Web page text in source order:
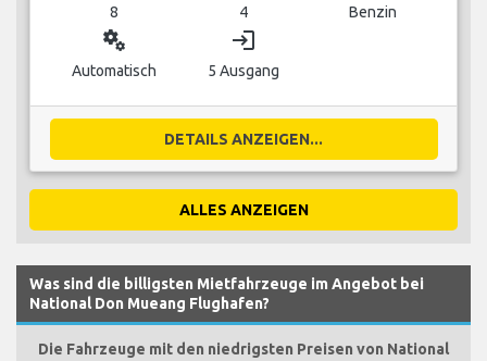
8 4 Benzin
miscellaneous_services
Automatisch
login
5 Ausgang
DETAILS ANZEIGEN...
ALLES ANZEIGEN
Was sind die billigsten Mietfahrzeuge im Angebot bei
National Don Mueang Flughafen?
Die Fahrzeuge mit den niedrigsten Preisen von National